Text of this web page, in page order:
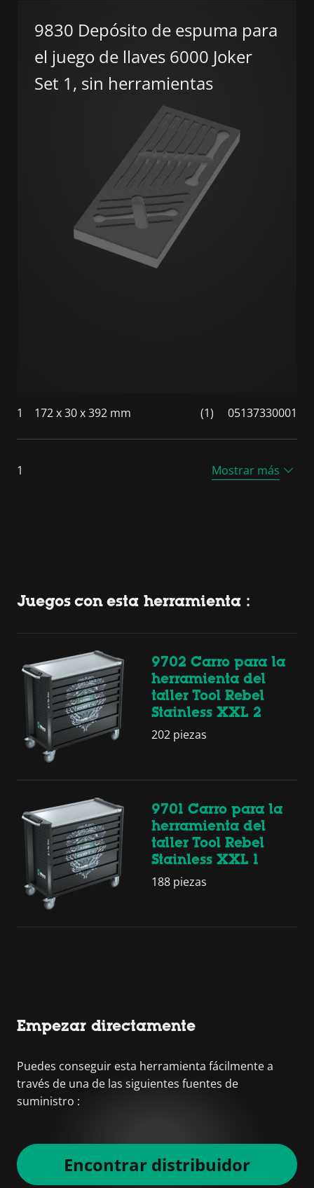
9830 Depósito de espuma para
el juego de llaves 6000 Joker
Set 1, sin herramientas
1 172 x 30 x 392 mm (1) 05137330001
1 Mostrar más
Juegos con esta herramienta :
9702 Carro para la
herramienta del
taller Tool Rebel
Stainless XXL 2
202 piezas
9701 Carro para la
herramienta del
taller Tool Rebel
Stainless XXL 1
188 piezas
Empezar directamente
Puedes conseguir esta herramienta fácilmente a
través de una de las siguientes fuentes de
suministro :
Encontrar distribuidor